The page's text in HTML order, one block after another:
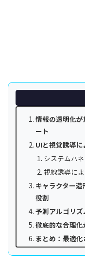
情報の透明化
ート
UIと視覚誘導に
システムパ
視線誘導に
キャラクター
役割
予測アルゴリ
徹底的な合理
まとめ：最適